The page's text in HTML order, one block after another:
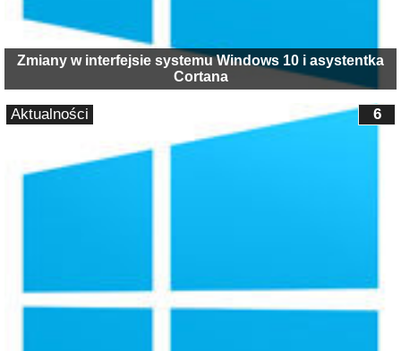
Zmiany w interfejsie systemu Windows 10 i asystentka
Cortana
6
Aktualności